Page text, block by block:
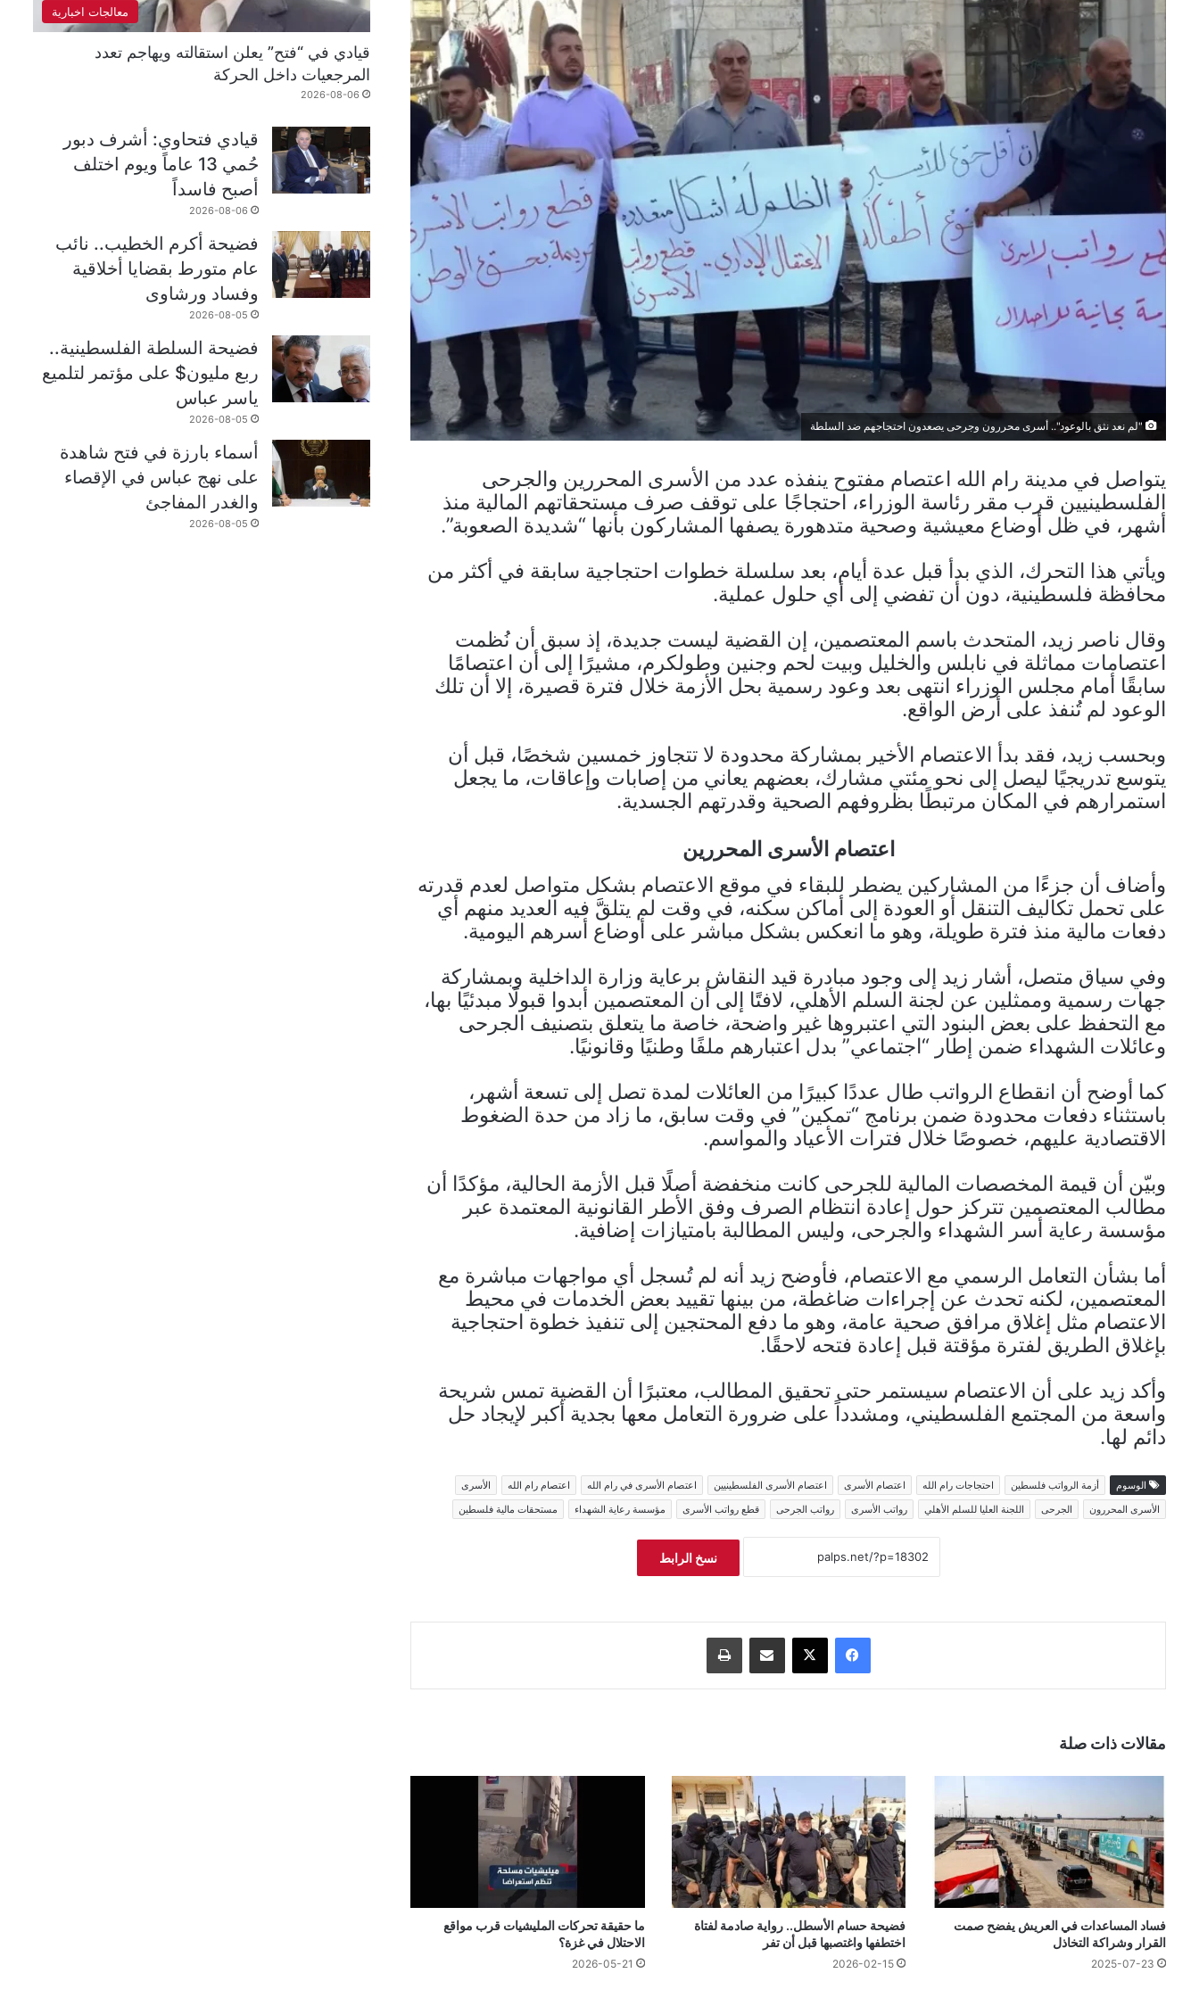
"لم نعد نثق بالوعود".. أسرى محررون وجرحى يصعدون احتجاجهم ضد السلطة
يتواصل في مدينة رام الله اعتصام مفتوح ينفذه عدد من الأسرى المحررين والجرحى
الفلسطينيين قرب مقر رئاسة الوزراء، احتجاجًا على توقف صرف مستحقاتهم المالية منذ
أشهر، في ظل أوضاع معيشية وصحية متدهورة يصفها المشاركون بأنها “شديدة الصعوبة”.
ويأتي هذا التحرك، الذي بدأ قبل عدة أيام، بعد سلسلة خطوات احتجاجية سابقة في أكثر من
محافظة فلسطينية، دون أن تفضي إلى أي حلول عملية.
وقال ناصر زيد، المتحدث باسم المعتصمين، إن القضية ليست جديدة، إذ سبق أن نُظمت
اعتصامات مماثلة في نابلس والخليل وبيت لحم وجنين وطولكرم، مشيرًا إلى أن اعتصامًا
سابقًا أمام مجلس الوزراء انتهى بعد وعود رسمية بحل الأزمة خلال فترة قصيرة، إلا أن تلك
الوعود لم تُنفذ على أرض الواقع.
وبحسب زيد، فقد بدأ الاعتصام الأخير بمشاركة محدودة لا تتجاوز خمسين شخصًا، قبل أن
يتوسع تدريجيًا ليصل إلى نحو مئتي مشارك، بعضهم يعاني من إصابات وإعاقات، ما يجعل
استمرارهم في المكان مرتبطًا بظروفهم الصحية وقدرتهم الجسدية.
اعتصام الأسرى المحررين
وأضاف أن جزءًا من المشاركين يضطر للبقاء في موقع الاعتصام بشكل متواصل لعدم قدرته
على تحمل تكاليف التنقل أو العودة إلى أماكن سكنه، في وقت لم يتلقَّ فيه العديد منهم أي
دفعات مالية منذ فترة طويلة، وهو ما انعكس بشكل مباشر على أوضاع أسرهم اليومية.
وفي سياق متصل، أشار زيد إلى وجود مبادرة قيد النقاش برعاية وزارة الداخلية وبمشاركة
جهات رسمية وممثلين عن لجنة السلم الأهلي، لافتًا إلى أن المعتصمين أبدوا قبولًا مبدئيًا بها،
مع التحفظ على بعض البنود التي اعتبروها غير واضحة، خاصة ما يتعلق بتصنيف الجرحى
وعائلات الشهداء ضمن إطار “اجتماعي” بدل اعتبارهم ملفًا وطنيًا وقانونيًا.
كما أوضح أن انقطاع الرواتب طال عددًا كبيرًا من العائلات لمدة تصل إلى تسعة أشهر،
باستثناء دفعات محدودة ضمن برنامج “تمكين” في وقت سابق، ما زاد من حدة الضغوط
الاقتصادية عليهم، خصوصًا خلال فترات الأعياد والمواسم.
وبيّن أن قيمة المخصصات المالية للجرحى كانت منخفضة أصلًا قبل الأزمة الحالية، مؤكدًا أن
مطالب المعتصمين تتركز حول إعادة انتظام الصرف وفق الأطر القانونية المعتمدة عبر
مؤسسة رعاية أسر الشهداء والجرحى، وليس المطالبة بامتيازات إضافية.
أما بشأن التعامل الرسمي مع الاعتصام، فأوضح زيد أنه لم تُسجل أي مواجهات مباشرة مع
المعتصمين، لكنه تحدث عن إجراءات ضاغطة، من بينها تقييد بعض الخدمات في محيط
الاعتصام مثل إغلاق مرافق صحية عامة، وهو ما دفع المحتجين إلى تنفيذ خطوة احتجاجية
بإغلاق الطريق لفترة مؤقتة قبل إعادة فتحه لاحقًا.
وأكد زيد على أن الاعتصام سيستمر حتى تحقيق المطالب، معتبرًا أن القضية تمس شريحة
واسعة من المجتمع الفلسطيني، ومشدداً على ضرورة التعامل معها بجدية أكبر لإيجاد حل
دائم لها.
الوسوم أزمة الرواتب فلسطين احتجاجات رام الله اعتصام الأسرى اعتصام الأسرى الفلسطينيين اعتصام الأسرى في رام الله اعتصام رام الله
الأسرى
الأسرى المحررون
الجرحى اللجنة العليا للسلم الأهلي رواتب الأسرى رواتب الجرحى قطع رواتب الأسرى مؤسسة رعاية الشهداء مستحقات مالية فلسطين
نسخ الرابط
فيسبوك ‫X مشاركة عبر البريد طباعة
مقالات ذات صلة
فساد المساعدات في العريش يفضح صمت
القرار وشراكة التخاذل
2025-07-23
فضيحة حسام الأسطل.. رواية صادمة لفتاة
اختطفها واغتصبها قبل أن تفر
2026-02-15
ما حقيقة تحركات المليشيات قرب مواقع
الاحتلال في غزة؟
2026-05-21
معالجات اخبارية
قيادي في “فتح” يعلن استقالته ويهاجم تعدد
المرجعيات داخل الحركة
2026-08-06
قيادي فتحاوي: أشرف دبور
حُمي 13 عاماً ويوم اختلف
أصبح فاسداً
2026-08-06
فضيحة أكرم الخطيب.. نائب
عام متورط بقضايا أخلاقية
وفساد ورشاوى
2026-08-05
فضيحة السلطة الفلسطينية..
ربع مليون$ على مؤتمر لتلميع
ياسر عباس
2026-08-05
أسماء بارزة في فتح شاهدة
على نهج عباس في الإقصاء
والغدر المفاجئ
2026-08-05